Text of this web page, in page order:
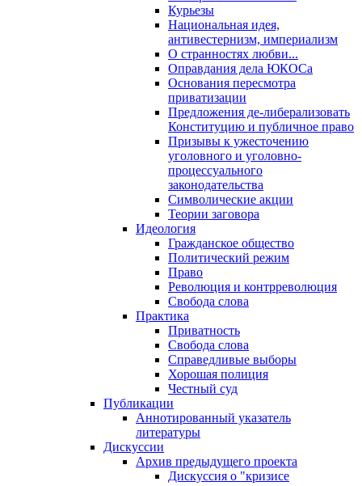
Курьезы
Национальная идея,
антивестернизм, империализм
О странностях любви...
Оправдания дела ЮКОСа
Основания пересмотра
приватизации
Предложения де-либерализовать
Конституцию и публичное право
Призывы к ужесточению
уголовного и уголовно-
процессуального
законодательства
Символические акции
Теории заговора
Идеология
Гражданское общество
Политический режим
Право
Революция и контрреволюция
Свобода слова
Практика
Приватность
Свобода слова
Справедливые выборы
Хорошая полиция
Честный суд
Публикации
Аннотированный указатель
литературы
Дискуссии
Архив предыдущего проекта
Дискуссия о "кризисе